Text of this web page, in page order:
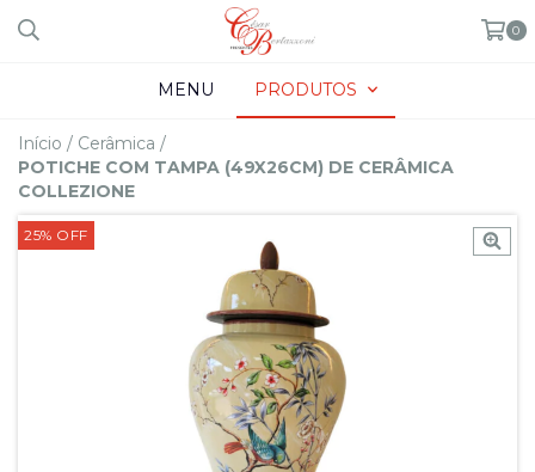
0
MENU PRODUTOS
Início / Cerâmica /
POTICHE COM TAMPA (49X26CM) DE CERÂMICA
COLLEZIONE
25% OFF